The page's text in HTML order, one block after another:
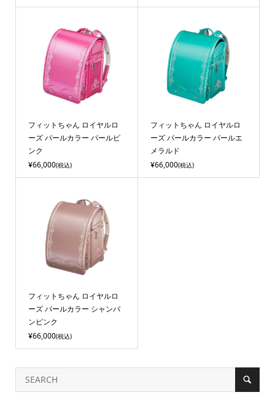
フィットちゃん ロイヤルロ
ーズ パールカラー パールピ
ンク
¥66,000(税込)
フィットちゃん ロイヤルロ
ーズ パールカラー パールエ
メラルド
¥66,000(税込)
フィットちゃん ロイヤルロ
ーズ パールカラー シャンパ
ンピンク
¥66,000(税込)